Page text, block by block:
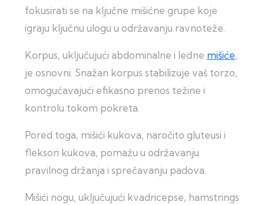
fokusirati se na ključne mišićne grupe koje
igraju ključnu ulogu u održavanju ravnoteže.
Korpus, uključujući abdominalne i leđne mišiće,
je osnovni. Snažan korpus stabilizuje vaš torzo,
omogućavajući efikasno prenos težine i
kontrolu tokom pokreta.
Pored toga, mišići kukova, naročito gluteusi i
fleksori kukova, pomažu u održavanju
pravilnog držanja i sprečavanju padova.
Mišići nogu, uključujući kvadricepse, hamstrings